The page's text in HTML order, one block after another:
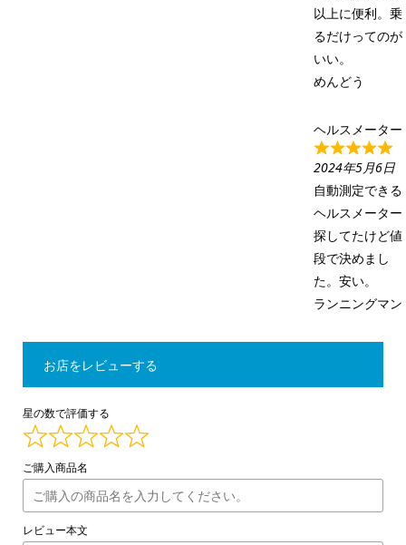
以上に便利。乗
るだけってのが
いい。
めんどう
ヘルスメーター
2024年5月6日
自動測定できる
ヘルスメーター
探してたけど値
段で決めまし
た。安い。
ランニングマン
お店をレビューする
星の数で評価する
ご購入商品名
レビュー本文